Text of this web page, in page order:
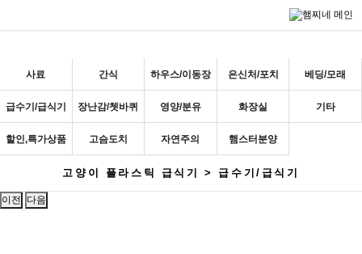
사료 간식 하우스/이동장 은신처/포치 베딩/모래
급수기/급식기 장난감/쳇바퀴 영양/분유 화장실 기타
할인,특가상품 고슴도치 자연주의 햄스터분양
고양이 플라스틱 급식기 > 급수기/급식기
이전 다음